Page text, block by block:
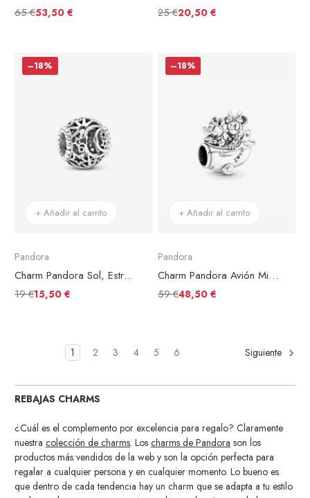
65 €53,50 €
25 €20,50 €
–18%
+ Añadir al carrito
Pandora
Charm Pandora Sol, Estrellas y Luna en Filigrana
19 €15,50 €
–18%
+ Añadir al carrito
Pandora
Charm Pandora Avión Mickey y Minnie Mouse de Disney
59 €48,50 €
1 2 3 4 5 6 Siguiente
REBAJAS CHARMS
¿Cuál es el complemento por excelencia para regalo? Claramente
nuestra colección de charms. Los charms de Pandora son los
productos más vendidos de la web y son la opción perfecta para
regalar a cualquier persona y en cualquier momento. Lo bueno es
que dentro de cada tendencia hay un charm que se adapta a tu estilo